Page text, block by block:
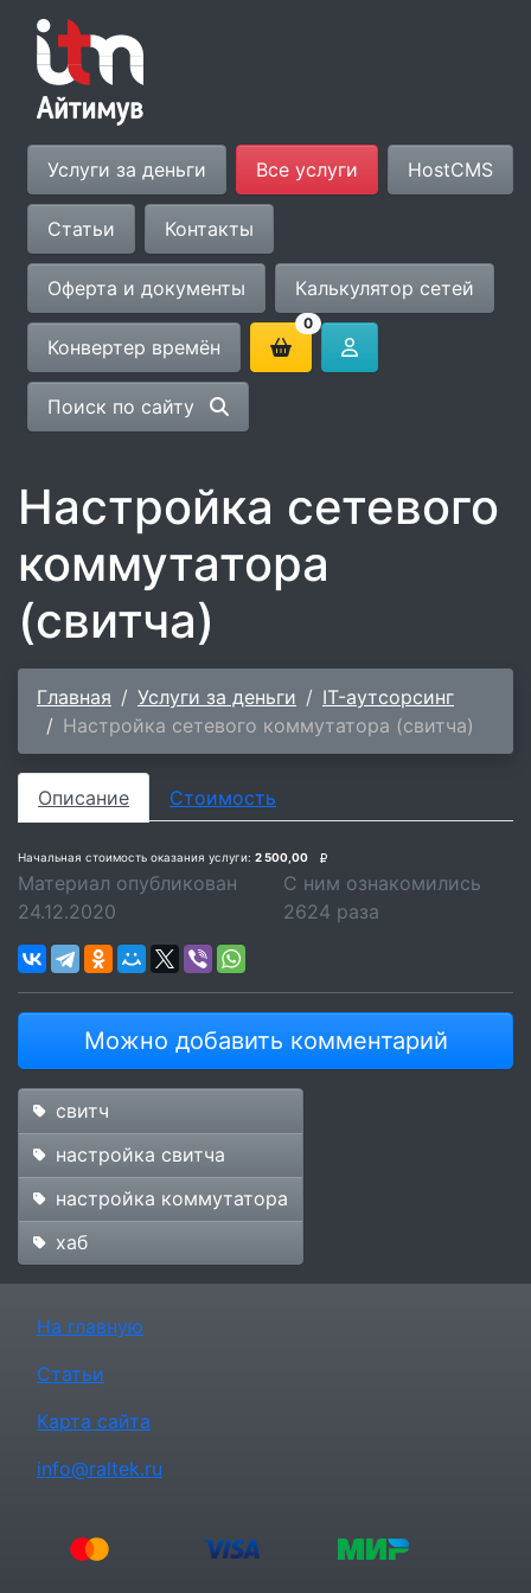
Услуги за деньги Все услуги HostCMS
Статьи Контакты
Оферта и документы Калькулятор сетей
Конвертер времён
0
Поиск по сайту
Настройка сетевого
коммутатора
(свитча)
Главная Услуги за деньги
IT-аутсорсинг
Настройка сетевого коммутатора (свитча)
Описание Стоимость
Начальная стоимость оказания услуги: 2 500,00
Материал опубликован
24.12.2020
С ним ознакомились
2624 раза
Можно добавить комментарий
свитч
настройка свитча
настройка коммутатора
хаб
На главную
Статьи
Карта сайта
info@raltek.ru